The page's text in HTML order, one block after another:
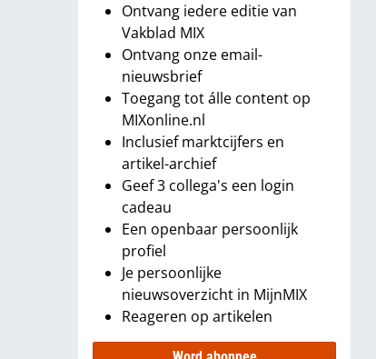
Ontvang iedere editie van
Vakblad MIX
Ontvang onze email-
nieuwsbrief
Toegang tot álle content op
MIXonline.nl
Inclusief marktcijfers en
artikel-archief
Geef 3 collega's een login
cadeau
Een openbaar persoonlijk
profiel
Je persoonlijke
nieuwsoverzicht in MijnMIX
Reageren op artikelen